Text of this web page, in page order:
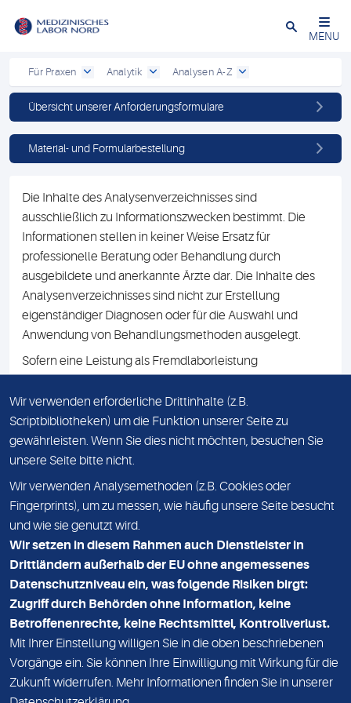
Schließen
MENU
Für Praxen Analytik Analysen A-Z
Übersicht unserer Anforderungsformulare
Material- und Formularbestellung
Die Inhalte des Analysenverzeichnisses sind
ausschließlich zu Informationszwecken bestimmt. Die
Informationen stellen in keiner Weise Ersatz für
professionelle Beratung oder Behandlung durch
ausgebildete und anerkannte Ärzte dar. Die Inhalte des
Analysenverzeichnisses sind nicht zur Erstellung
eigenständiger Diagnosen oder für die Auswahl und
Anwendung von Behandlungsmethoden ausgelegt.
Sofern eine Leistung als Fremdlaborleistung
Namen des Fremdlabors mit. Mit der Beauftragung der
Fremdlaborleistung erklären Sie sich mit dieser
Vereinbarung einverstanden.
DATENSCHUTZ
KONTAKT
NEWSLETTER
ADRESSE
MVZ Medizinisches Labor Nord MLN GmbH
Essener Straße 108
22419 Hamburg
Wir verwenden erforderliche Drittinhalte (z.B.
Scriptbibliotheken) um die Funktion unserer Seite zu
gewährleisten. Wenn Sie dies nicht möchten, besuchen Sie
unsere Seite bitte nicht.
Wir verwenden Analysemethoden (z.B. Cookies oder
Fingerprints), um zu messen, wie häufig unsere Seite besucht
und wie sie genutzt wird.
Wir setzen in diesem Rahmen auch Dienstleister in
Drittländern außerhalb der EU ohne angemessenes
Datenschutzniveau ein, was folgende Risiken birgt:
Zugriff durch Behörden ohne Information, keine
Betroffenenrechte, keine Rechtsmittel, Kontrollverlust.
Mit Ihrer Einstellung willigen Sie in die oben beschriebenen
Vorgänge ein. Sie können Ihre Einwilligung mit Wirkung für die
Zukunft widerrufen. Mehr Informationen finden Sie in unserer